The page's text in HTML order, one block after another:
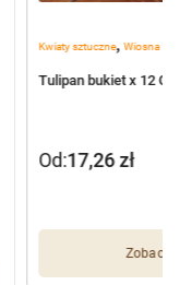
Kwiaty sztuczne,Wiosna
Tulipan bukiet x 12
Zobacz
Od:17,26zł